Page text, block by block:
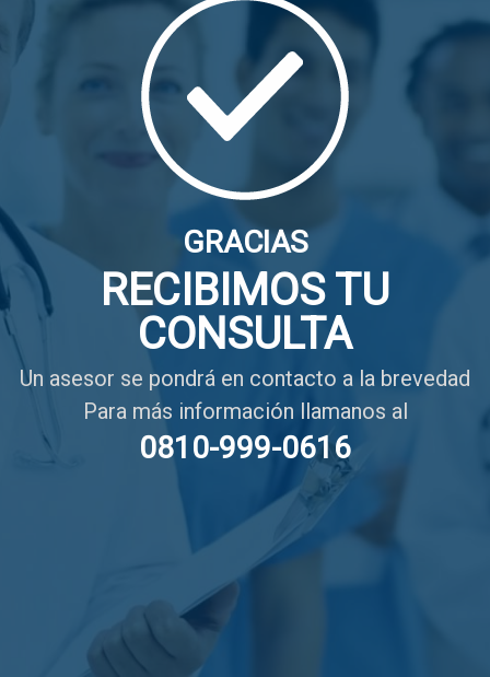
GRACIAS
RECIBIMOS TU
CONSULTA
Un asesor se pondrá en contacto a la brevedad
Para más información llamanos al
0810-999-0616